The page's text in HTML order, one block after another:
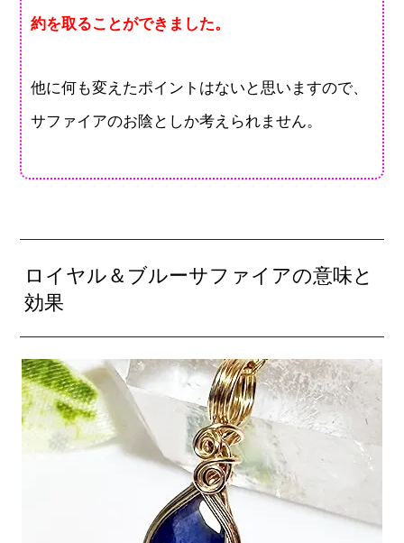
約を取ることができました。
他に何も変えたポイントはないと思いますので、
サファイアのお陰としか考えられません。
ロイヤル＆ブルーサファイアの意味と
効果